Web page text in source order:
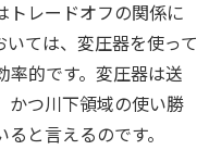
トレードオフの関係に
ては、変圧器を使って
率的です。変圧器は送
かつ川下領域の使い勝
と言えるのです。